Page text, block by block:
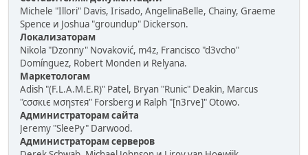
Michele "Illori" Davis, Irisado, AngelinaBelle, Chainy, Graeme
Spence и Joshua "groundup" Dickerson.
Локализаторам
Nikola "Dzonny" Novaković, m4z, Francisco "d3vcho"
Domínguez, Robert Monden и Relyana.
Маркетологам
Adish "(F.L.A.M.E.R)" Patel, Bryan "Runic" Deakin, Marcus
"cσσкιє мσηѕтєя" Forsberg и Ralph "[n3rve]" Otowo.
Администраторам сайта
Jeremy "SleePy" Darwood.
Администраторам серверов